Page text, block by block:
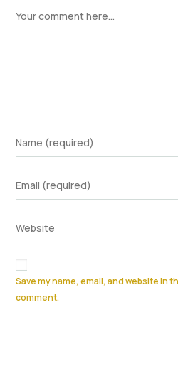
Save my name, email, and website in
comment.